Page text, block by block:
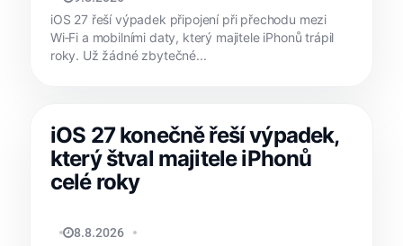
iOS 27 řeší výpadek připojení při přechodu mezi
Wi‑Fi a mobilními daty, který majitele iPhonů trápil
roky. Už žádné zbytečné...
iOS 27 konečně řeší výpadek,
který štval majitele iPhonů
celé roky
JAN HOLEŠ
8.8.2026